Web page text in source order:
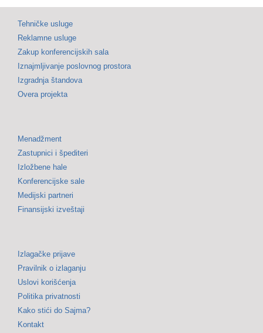
Tehničke usluge
Reklamne usluge
Zakup konferencijskih sala
Iznajmljivanje poslovnog prostora
Izgradnja štandova
Overa projekta
Menadžment
Zastupnici i špediteri
Izložbene hale
Konferencijske sale
Medijski partneri
Finansijski izveštaji
Izlagačke prijave
Pravilnik o izlaganju
Uslovi korišćenja
Politika privatnosti
Kako stići do Sajma?
Kontakt